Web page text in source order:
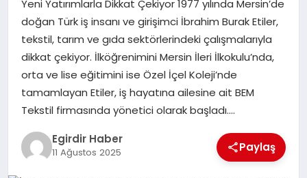
SPOR
TEKNOLOJI
YAŞAM
Yeni Yatırımlarla Dikkat Çekiyor 1977 yılında Mersin’de
doğan Türk iş insanı ve girişimci İbrahim Burak Etiler,
tekstil, tarım ve gıda sektörlerindeki çalışmalarıyla
dikkat çekiyor. İlköğrenimini Mersin İleri İlkokulu’nda,
orta ve lise eğitimini ise Özel İçel Koleji’nde
tamamlayan Etiler, iş hayatına ailesine ait BEM
Tekstil firmasında yönetici olarak başladı….
Egirdir Haber
11 Ağustos 2025 Paylaş